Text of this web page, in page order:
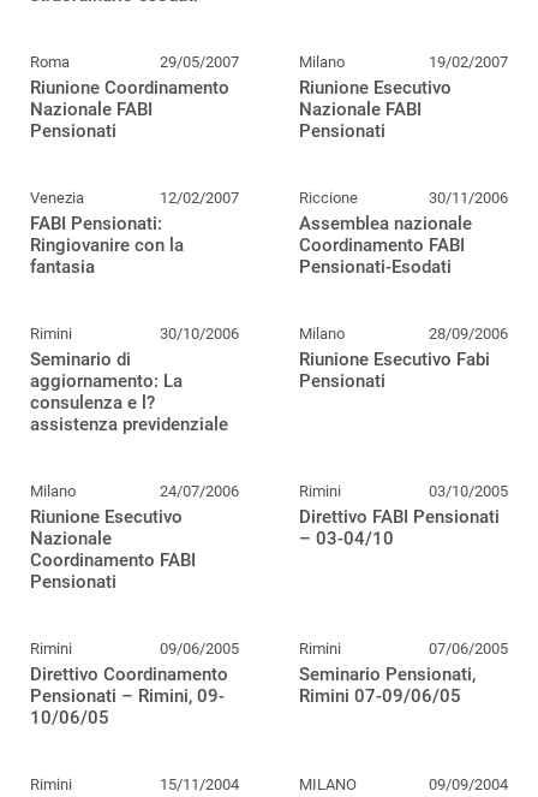
Roma 29/05/2007
Riunione Coordinamento
Nazionale FABI
Pensionati
Milano 19/02/2007
Riunione Esecutivo
Nazionale FABI
Pensionati
Venezia 12/02/2007
FABI Pensionati:
Ringiovanire con la
fantasia
Riccione 30/11/2006
Assemblea nazionale
Coordinamento FABI
Pensionati-Esodati
Rimini 30/10/2006
Seminario di
aggiornamento: La
consulenza e l?
assistenza previdenziale
Milano 28/09/2006
Riunione Esecutivo Fabi
Pensionati
Milano 24/07/2006
Riunione Esecutivo
Nazionale
Coordinamento FABI
Pensionati
Rimini 03/10/2005
Direttivo FABI Pensionati
– 03-04/10
Rimini 09/06/2005
Direttivo Coordinamento
Pensionati – Rimini, 09-
10/06/05
Rimini 07/06/2005
Seminario Pensionati,
Rimini 07-09/06/05
Rimini 15/11/2004 MILANO 09/09/2004